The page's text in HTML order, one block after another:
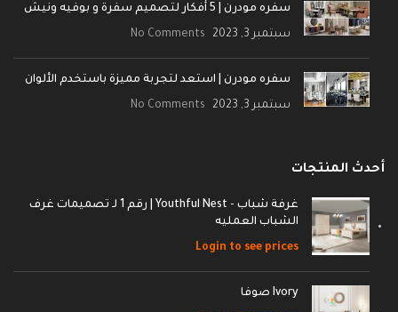
سفره مودرن | 5 أفكار لتصميم سفرة و بوفيه ونيش
سبتمبر 3, 2023 No Comments
سفره مودرن | استعد لتجربة مميزة باستخدم الألوان
سبتمبر 3, 2023 No Comments
أحدث المنتجات
غرفة شباب - Youthful Nest | رقم 1 لـ تصميمات غرف
الشباب العمليه
Login to see prices
Ivory صوفا